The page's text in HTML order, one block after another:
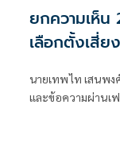
ยกความเห็น
เลือกตั้งเสี่ย
นายเทพไท เสนพ
และข้อความผ่านเ